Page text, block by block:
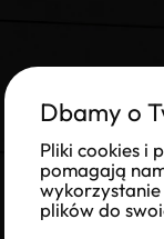
Dbamy o
Pliki cookies i
pomagają
wykorzystanie
plików do